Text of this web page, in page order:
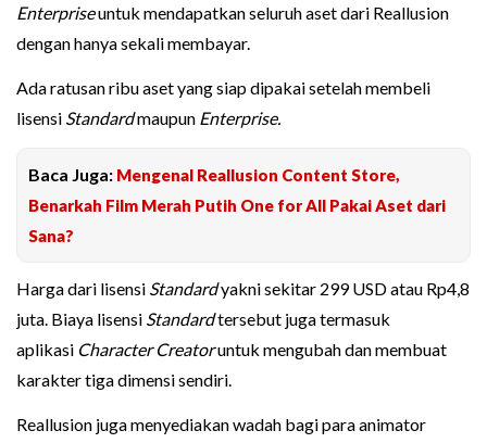
Enterpriseuntuk mendapatkan seluruh aset dari Reallusion
dengan hanya sekali membayar.
Ada ratusan ribu aset yang siap dipakai setelah membeli
lisensi Standardmaupun Enterprise.
Baca Juga: Mengenal Reallusion Content Store,
Benarkah Film Merah Putih One for All Pakai Aset dari
Sana?
Harga dari lisensi Standardyakni sekitar 299 USD atau Rp4,8
juta. Biaya lisensi Standardtersebut juga termasuk
aplikasi Character Creatoruntuk mengubah dan membuat
karakter tiga dimensi sendiri.
Reallusion juga menyediakan wadah bagi para animator